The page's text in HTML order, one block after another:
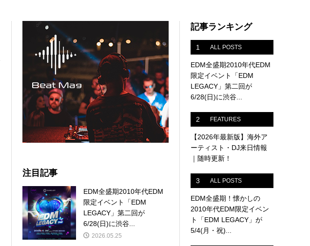
注目記事
EDM全盛期2010年代EDM
限定イベント「EDM
LEGACY」第二回が
6/28(日)に渋谷...
2026.05.25
記事ランキング
1 ALL POSTS
EDM全盛期2010年代EDM
限定イベント「EDM
LEGACY」第二回が
6/28(日)に渋谷...
2 FEATURES
【2026年最新版】海外ア
ーティスト・DJ来日情報
｜随時更新！
3 ALL POSTS
EDM全盛期！懐かしの
2010年代EDM限定イベン
ト「EDM LEGACY」が
5/4(月・祝)...